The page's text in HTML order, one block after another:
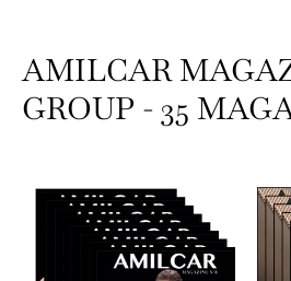
AMILCAR
GROUP - 35